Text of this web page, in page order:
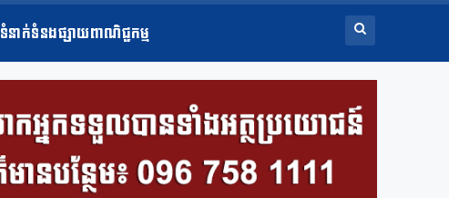
ទំនាក់ទំនងផ្សាយពាណិជ្ជកម្ម